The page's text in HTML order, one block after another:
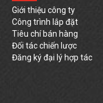
Giới thiệu công ty
Công trình lắp đặt
Tiêu chí bán hàng
Đối tác chiến lược
Đăng ký đại lý hợp tác